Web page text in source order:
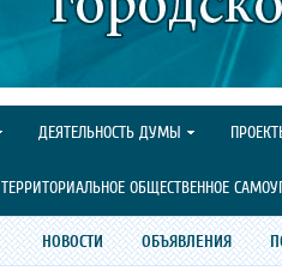
ДЕЯТЕЛЬНОСТЬ ДУМЫ
ТЕРРИТОРИАЛЬНОЕ ОБЩЕСТВЕННОЕ
НОВОСТИ ОБЪЯВЛЕНИЯ